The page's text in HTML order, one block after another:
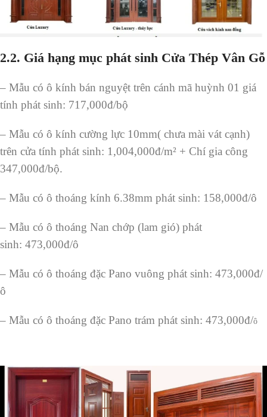
2.2. Giá hạng mục phát sinh Cửa Thép Vân Gỗ
– Mẫu có ô kính bán nguyệt trên cánh mã huỳnh 01 giá
tính phát sinh: 717,000đ/bộ
– Mẫu có ô kính cường lực 10mm( chưa mài vát cạnh)
trên cửa tính phát sinh: 1,004,000đ/m² + Chí gia công
347,000đ/bộ.
– Mẫu có ô thoáng kính 6.38mm phát sinh: 158,000đ/ô
– Mẫu có ô thoáng Nan chớp (lam gió) phát
sinh: 473,000đ/ô
– Mẫu có ô thoáng đặc Pano vuông phát sinh: 473,000đ/
ô
– Mẫu có ô thoáng đặc Pano trám phát sinh: 473,000đ/ô